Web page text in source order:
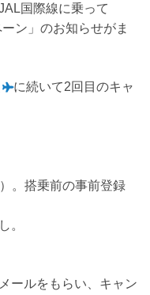
国際線に乗って
ン」のお知らせがま
に続いて2回目のキャ
。搭乗前の事前登録
。
ールをもらい、キャン